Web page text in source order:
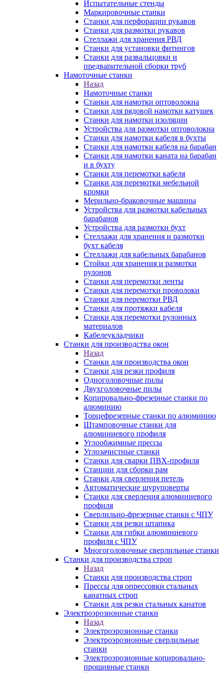
Испытательные стенды
Маркировочные станки
Станки для перфорации рукавов
Станки для размотки рукавов
Стеллажи для хранения РВД
Станки для установки фитингов
Станки для развальцовки и
предварительной сборки труб
Намоточные станки
Назад
Намоточные станки
Станки для намотки оптоволокна
Станки для рядовой намотки катушек
Станки для намотки изоляции
Устройства для размотки оптоволокна
Станки для намотки кабеля в бухты
Станки для намотки кабеля на барабан
Станки для намотки каната на барабан
и в бухту
Станки для перемотки кабеля
Станки для перемотки мебельной
кромки
Мерильно-браковочные машины
Устройства для размотки кабельных
барабанов
Устройства для размотки бухт
Стеллажи для хранения и размотки
бухт кабеля
Стеллажи для кабельных барабанов
Стойки для хранения и размотки
рулонов
Станки для перемотки ленты
Станки для перемотки проволоки
Станки для перемотки РВД
Станки для протяжки кабеля
Станки для перемотки рулонных
материалов
Кабелеукладчики
Станки для производства окон
Назад
Станки для производства окон
Станки для резки профиля
Одноголовочные пилы
Двухголовочные пилы
Копировально-фрезерные станки по
алюминию
Торцефрезерные станки по алюминию
Штамповочные станки для
алюминиевого профиля
Углообжимные прессы
Углозачистные станки
Станки для сварки ПВХ-профиля
Станции для сборки рам
Станки для сверления петель
Автоматические шуруповерты
Станки для сверления алюминиевого
профиля
Сверлильно-фрезерные станки с ЧПУ
Станки для резки штапика
Станки для гибки алюминиевого
профиля с ЧПУ
Многоголовочные сверлильные станки
Станки для производства строп
Назад
Станки для производства строп
Прессы для опрессовки стальных
канатных строп
Станки для резки стальных канатов
Электроэрозионные станки
Назад
Электроэрозионные станки
Электроэрозионные сверлильные
станки
Электроэрозионные копировально-
прошивные станки